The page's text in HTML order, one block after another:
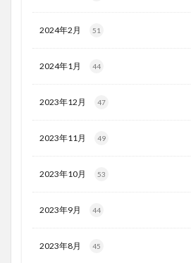
2024年2月 51
2024年1月 44
2023年12月 47
2023年11月 49
2023年10月 53
2023年9月 44
2023年8月 45